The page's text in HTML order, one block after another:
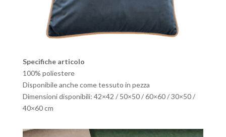
Specifiche articolo
100% poliestere
Disponibile anche come tessuto in pezza
Dimensioni disponibili: 42×42 / 50×50 / 60×60 / 30×50 /
40×60 cm